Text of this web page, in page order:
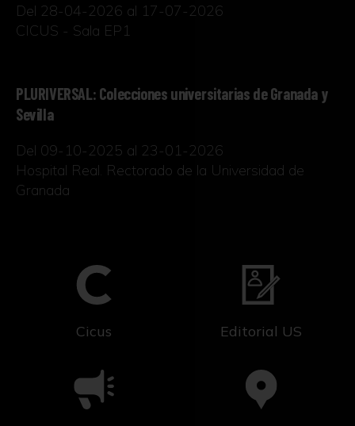
Del 28-04-2026 al 17-07-2026
CICUS - Sala EP1
PLURIVERSAL: Colecciones universitarias de Granada y
Sevilla
Del 09-10-2025 al 23-01-2026
Hospital Real. Rectorado de la Universidad de
Granada
Cicus Editorial US